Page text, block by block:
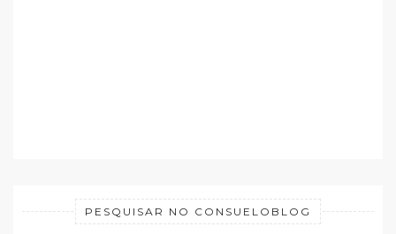
PESQUISAR NO CONSUELOBLOG